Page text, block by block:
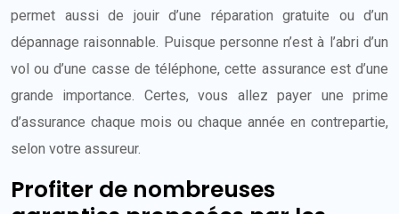
permet aussi de jouir d’une réparation gratuite ou d’un
dépannage raisonnable. Puisque personne n’est à l’abri d’un
vol ou d’une casse de téléphone, cette assurance est d’une
grande importance. Certes, vous allez payer une prime
d’assurance chaque mois ou chaque année en contrepartie,
selon votre assureur.
Profiter de nombreuses